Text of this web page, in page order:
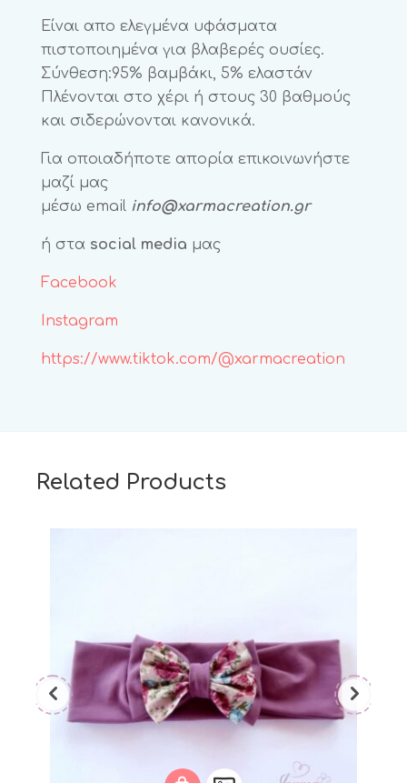
Είναι απο ελεγμένα υφάσματα
πιστοποιημένα για βλαβερές ουσίες.
Σύνθεση:95% βαμβάκι, 5% ελαστάν
Πλένονται στο χέρι ή στους 30 βαθμούς
και σιδερώνονται κανονικά.
Για οποιαδήποτε απορία επικοινωνήστε
μαζί μας
μέσω email info@xarmacreation.gr
ή στα social media μας
Facebook
Instagram
https://www.tiktok.com/@xarmacreation
Related Products